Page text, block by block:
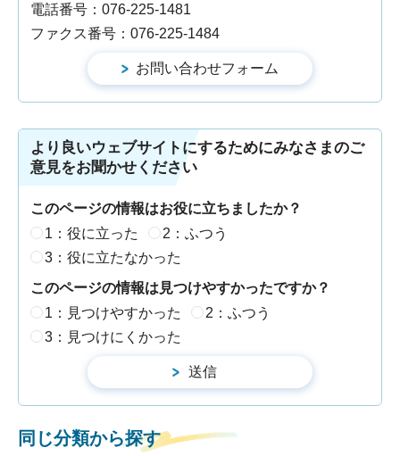
電話番号：076-225-1481
ファクス番号：076-225-1484
より良いウェブサイトにするためにみなさまのご
意見をお聞かせください
このページの情報はお役に立ちましたか？
1：役に立った
2：ふつう
3：役に立たなかった
このページの情報は見つけやすかったですか？
1：見つけやすかった
2：ふつう
3：見つけにくかった
同じ分類から探す